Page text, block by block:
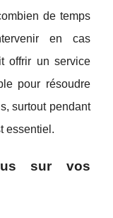
de temps
en cas
offrir un service
pour résoudre
surtout pendant
essentiel.
sur vos